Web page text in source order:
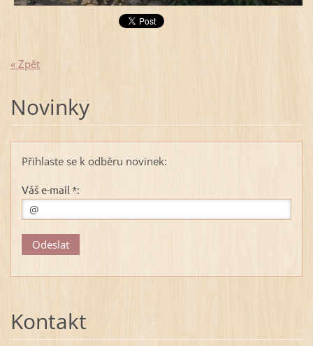
« Zpět
Novinky
Přihlaste se k odběru novinek:
Váš e-mail *:
Kontakt